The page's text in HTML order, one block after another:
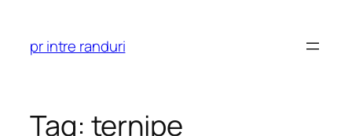
content
pr intre randuri
Tag: ternipe